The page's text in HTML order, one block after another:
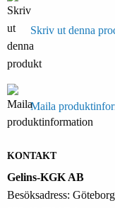
Skriv ut denna
Maila
KONTAKT
Gelins-KGK AB
Besöksadress: